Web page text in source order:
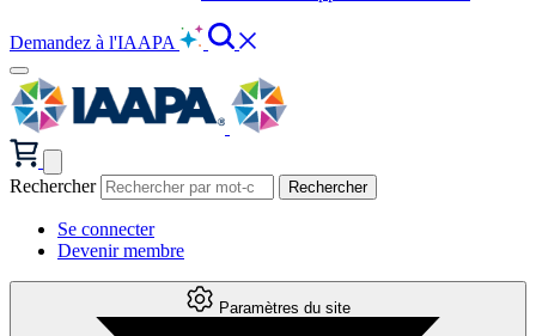
Demandez à l'IAAPA
Rechercher
Se connecter
Devenir membre
Paramètres du site